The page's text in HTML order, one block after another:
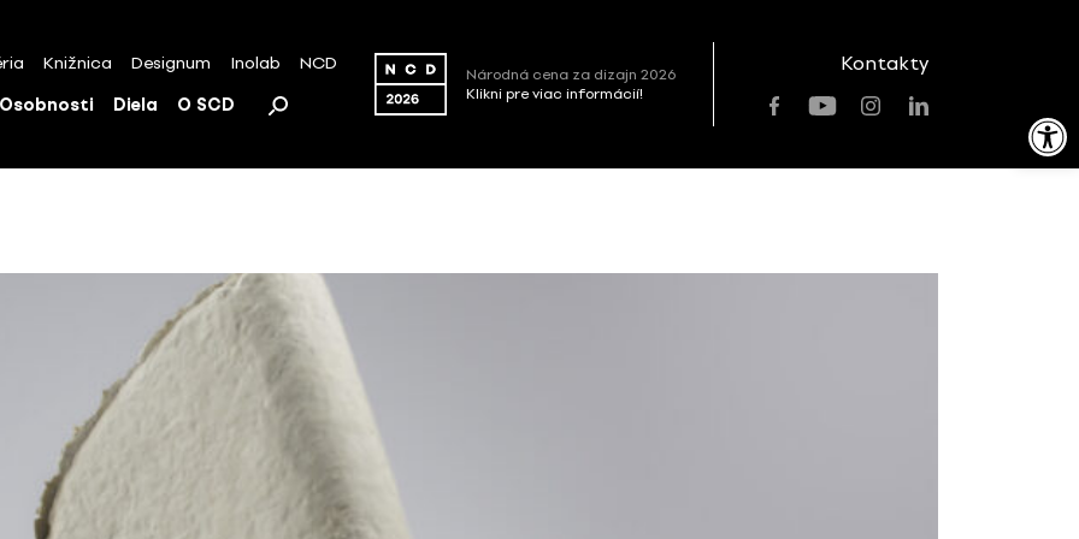
Open toolbar
Knižnica Designum Inolab NCD
Osobnosti Diela O SCD
Národná cena za dizajn 2026
Klikni pre viac informácií!
Kontakty